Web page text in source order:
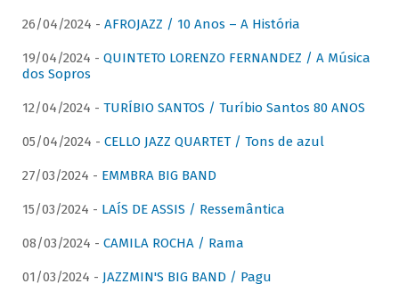
26/04/2024 - AFROJAZZ / 10 Anos – A História
19/04/2024 - QUINTETO LORENZO FERNANDEZ / A Música
dos Sopros
12/04/2024 - TURÍBIO SANTOS / Turíbio Santos 80 ANOS
05/04/2024 - CELLO JAZZ QUARTET / Tons de azul
27/03/2024 - EMMBRA BIG BAND
15/03/2024 - LAÍS DE ASSIS / Ressemântica
08/03/2024 - CAMILA ROCHA / Rama
01/03/2024 - JAZZMIN'S BIG BAND / Pagu